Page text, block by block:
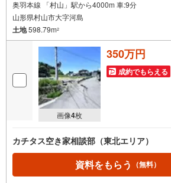
奥羽本線 「村山」駅から4000m 車:9分
山形県村山市大字河島
土地598.79m2
画像4枚
350万円
成約でもらえる
カチタス空き家相談部（東北エリア）
資料をもらう （無料）